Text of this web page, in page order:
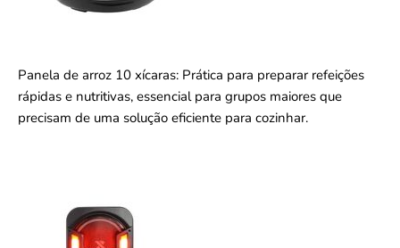
Panela de arroz 10 xícaras: Prática para preparar refeições
rápidas e nutritivas, essencial para grupos maiores que
precisam de uma solução eficiente para cozinhar.